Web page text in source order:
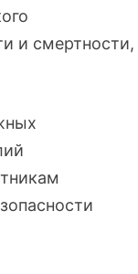
и смертности,